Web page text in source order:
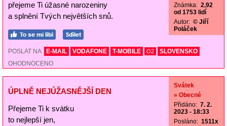
přejeme Ti úžasné narozeniny
a splnění Tvých největších snů.
Známka: 2,92
od 1753 lidí
Autor: © Jiří
Poláček
POSLAT NA E-MAIL VODAFONE T-MOBILE O2
SLOVENSKO
OHODNOCENO
ÚPLNĚ NEJÚŽASNĚJŠÍ DEN
Přejeme Ti k svátku
to nejlepší jen,
Svátek
» Obecné
Přidáno: 7. 2.
2023 - 18:33
Posláno: 1511x